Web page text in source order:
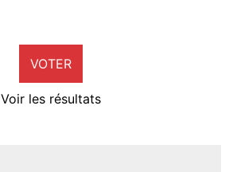
VOTER
Voir les résultats